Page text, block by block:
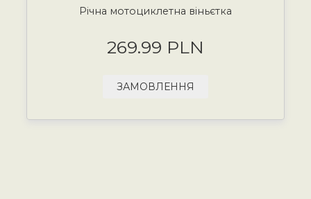
Річна мотоциклетна віньєтка
269.99 PLN
ЗАМОВЛЕННЯ